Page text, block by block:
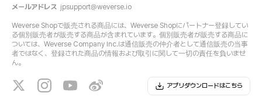
メールアドレス jpsupport@weverse.io
Weverse Shopで販売される商品には、Weverse Shopにパートナー登録してい
る個別販売者が販売する商品が含まれています。個別販売者が販売する商品に
ついては、Weverse Company Inc.は通信販売の仲介者として通信販売の当事
者ではなく、登録された商品の情報および取引に関して一切の責任を負いませ
ん。
アプリダウンロードはこちら